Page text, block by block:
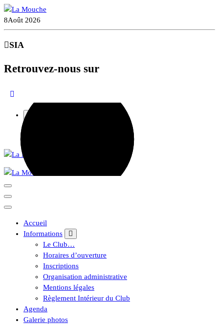
Aller
au
contenu
8Août 2026
SIA
Retrouvez-nous sur
Accueil
Informations
Le Club…
Horaires d’ouverture
Inscriptions
Organisation administrative
Mentions légales
Règlement Intérieur du Club
Agenda
Galerie photos